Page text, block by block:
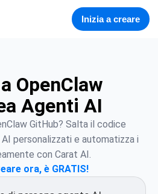
Inizia a creare
OpenClaw
Agenti AI
GitHub? Salta il codice
personalizzati e automatizza i
con Carat AI.
ora, è GRATIS!